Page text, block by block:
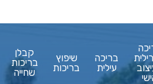
בריכה
עילית
שיפוץ
בריכות
קבלן
בריכות
שחייה